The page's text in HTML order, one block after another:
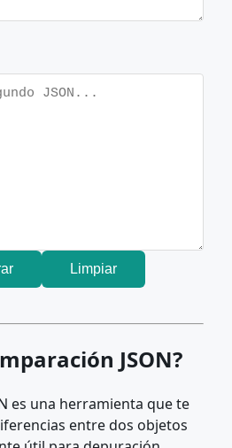
Limpiar
JSON?
es una herramienta que te
entre dos objetos